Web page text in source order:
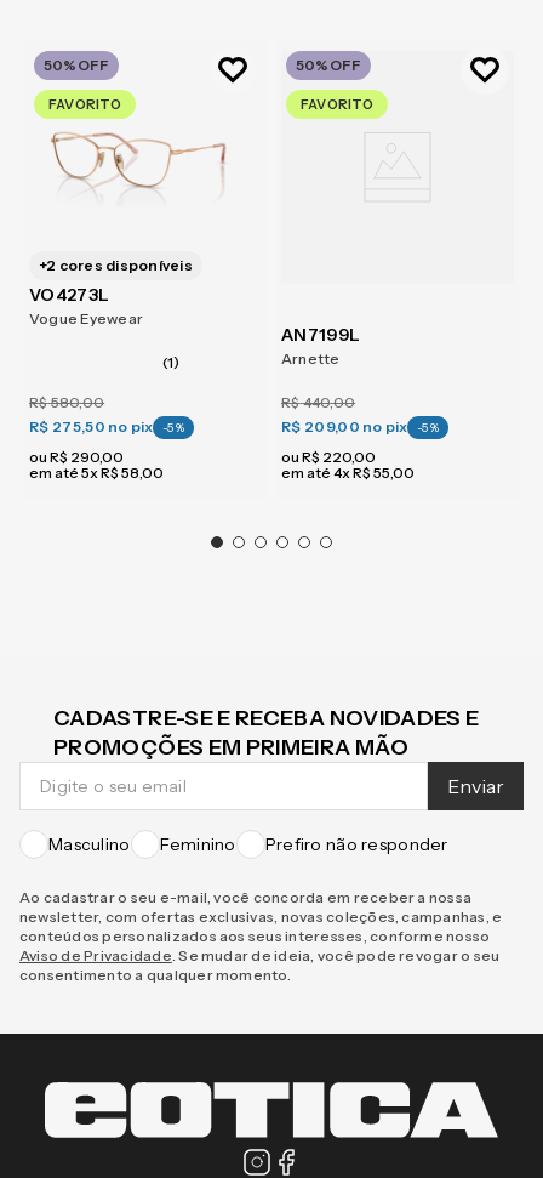
+2 cores disponíveis
50% OFF
FAVORITO
VO4273L
Vogue Eyewear
(1)
R$580,00
R$ 275,50 no pix -5%
ou R$ 290,00
em até 5xR$ 58,00
50% OFF
FAVORITO
AN7199L
Arnette
R$440,00
R$ 209,00 no pix -5%
ou R$ 220,00
em até 4xR$ 55,00
CADASTRE-SE E RECEBA NOVIDADES E
PROMOÇÕES EM PRIMEIRA MÃO
Enviar
Masculino Feminino Prefiro não responder
Ao cadastrar o seu e-mail, você concorda em receber a nossa
newsletter, com ofertas exclusivas, novas coleções, campanhas, e
conteúdos personalizados aos seus interesses, conforme nosso
Aviso de Privacidade. Se mudar de ideia, você pode revogar o seu
consentimento a qualquer momento.